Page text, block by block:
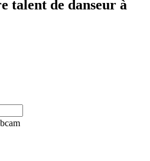
talent de danseur à